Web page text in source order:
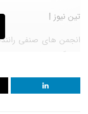
تین نیوز |
انجمن های صنفی
رانندگان و
به گزارش تین نیوز،